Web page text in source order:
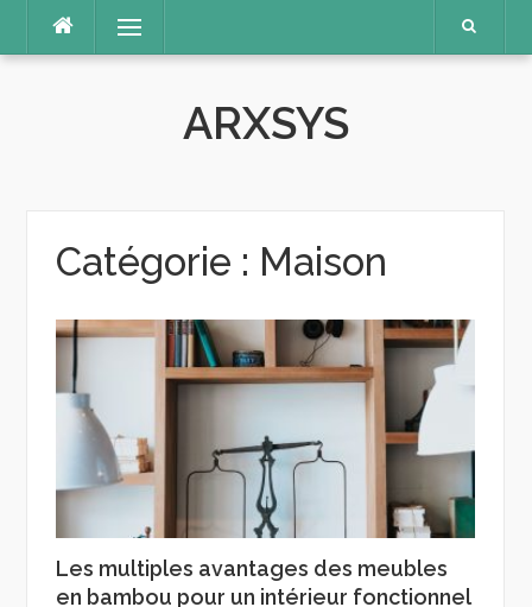
contenu
Menu
ARXSYS
Catégorie : Maison
Les multiples avantages des meubles
en bambou pour un intérieur fonctionnel